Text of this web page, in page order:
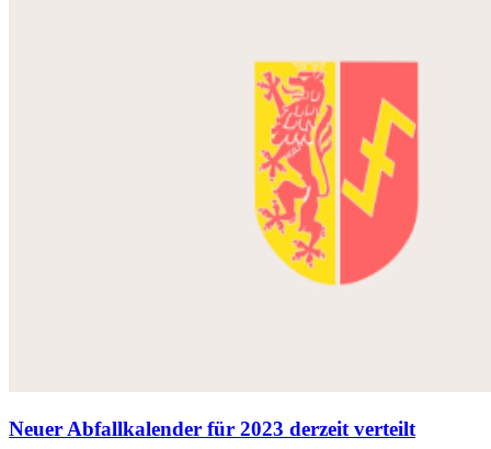
Neuer Abfallkalender für 2023 derzeit verteilt